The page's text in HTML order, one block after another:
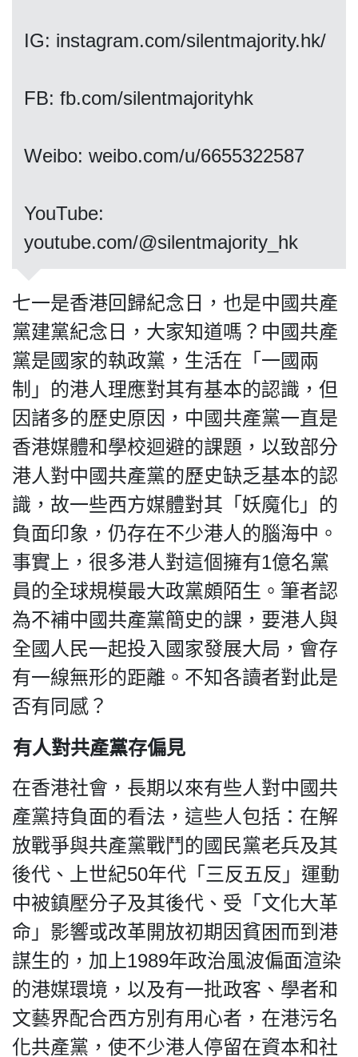
聯絡我們
私
隱
政
策
及
免
責
聲
明
©
2018
Silent
Majority
For
HK.
All
rights
reserved.
IG: instagram.com/silentmajority.hk/
FB: fb.com/silentmajorityhk
Weibo: weibo.com/u/6655322587
​​​​​​​YouTube:
youtube.com/@silentmajority_hk
七一是香港回歸紀念日，也是中國共產
黨建黨紀念日，大家知道嗎？中國共產
黨是國家的執政黨，生活在「一國兩
制」的港人理應對其有基本的認識，但
因諸多的歷史原因，中國共產黨一直是
香港媒體和學校迴避的課題，以致部分
港人對中國共產黨的歷史缺乏基本的認
識，故一些西方媒體對其「妖魔化」的
負面印象，仍存在不少港人的腦海中。
事實上，很多港人對這個擁有1億名黨
員的全球規模最大政黨頗陌生。筆者認
為不補中國共產黨簡史的課，要港人與
全國人民一起投入國家發展大局，會存
有一線無形的距離。不知各讀者對此是
否有同感？
有人對共產黨存偏見
在香港社會，長期以來有些人對中國共
產黨持負面的看法，這些人包括：在解
放戰爭與共產黨戰鬥的國民黨老兵及其
後代、上世紀50年代「三反五反」運動
中被鎮壓分子及其後代、受「文化大革
命」影響或改革開放初期因貧困而到港
謀生的，加上1989年政治風波偏面渲染
的港媒環境，以及有一批政客、學者和
文藝界配合西方別有用心者，在港污名
化共產黨，使不少港人停留在資本和社